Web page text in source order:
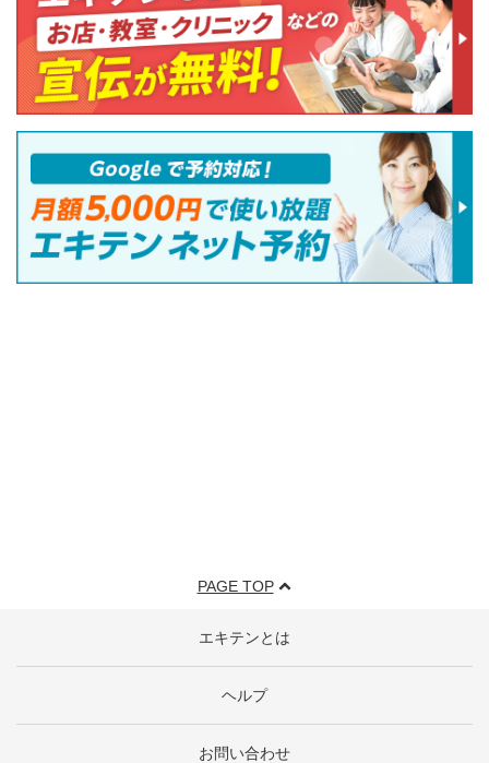
PAGE TOP
エキテンとは
ヘルプ
お問い合わせ